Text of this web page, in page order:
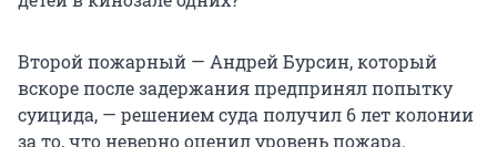
Второй пожарный — Андрей Бурсин, который
вскоре после задержания предпринял попытку
суицида, — решением суда получил 6 лет колонии
за то, что неверно оценил уровень пожара.